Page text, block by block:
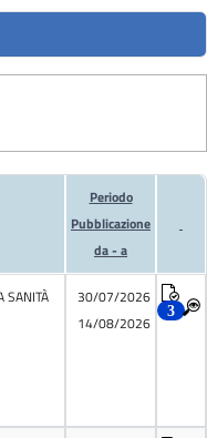
Periodo
Pubblicazione
da - a
SANITÀ
30/07/2026
14/08/2026
3